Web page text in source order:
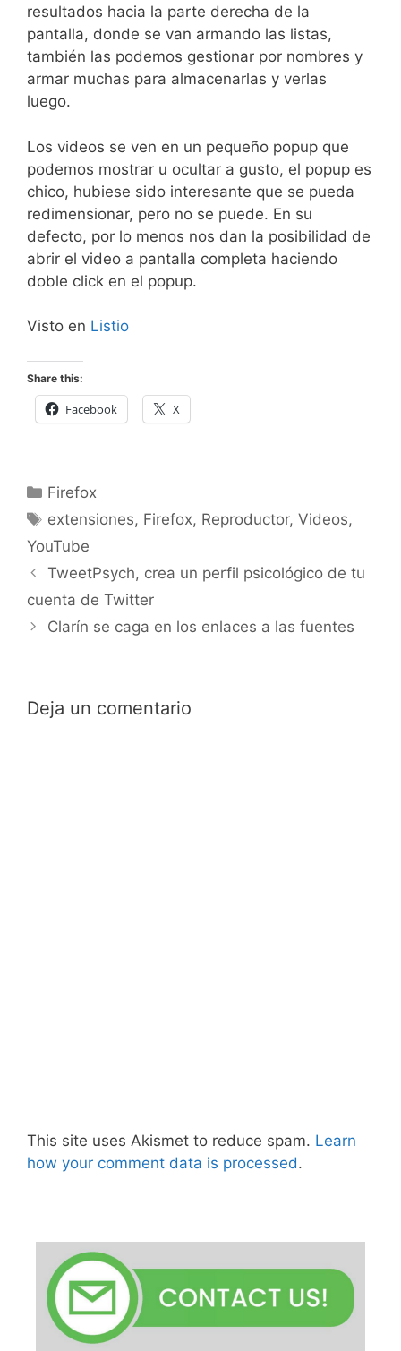
resultados hacia la parte derecha de la
pantalla, donde se van armando las listas,
también las podemos gestionar por nombres y
armar muchas para almacenarlas y verlas
luego.
Los videos se ven en un pequeño popup que
podemos mostrar u ocultar a gusto, el popup es
chico, hubiese sido interesante que se pueda
redimensionar, pero no se puede. En su
defecto, por lo menos nos dan la posibilidad de
abrir el video a pantalla completa haciendo
doble click en el popup.
Visto en Listio
Share this:
Facebook X
Categorías
Firefox
Etiquetas
extensiones, Firefox, Reproductor,Videos,
YouTube
TweetPsych, crea un perfil psicológico de tu
cuenta de Twitter
Clarín se caga en los enlaces a las fuentes
Deja un comentario
This site uses Akismet to reduce spam. Learn
how your comment data is processed.